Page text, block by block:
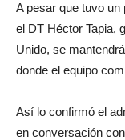
A pesar que tuvo un
el DT Héctor Tapia,
Unido, se
donde el equipo
Así lo confirmó el
en conversación